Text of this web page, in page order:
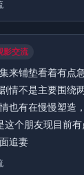
影交流
来铺垫看着有点
情不是主要围绕
也有在慢慢塑造
这个朋友现目前
追妻